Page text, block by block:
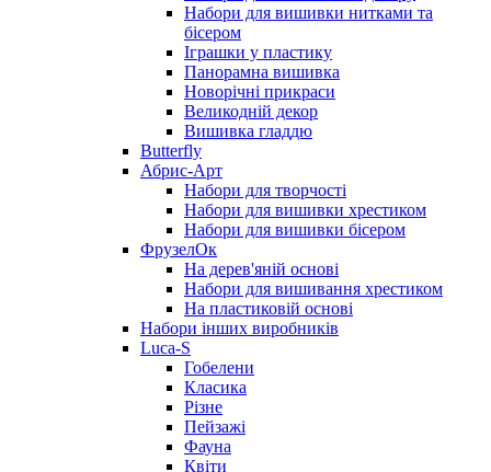
Набори для вишивки нитками та
бісером
Іграшки у пластику
Панорамна вишивка
Новорічні прикраси
Великодній декор
Вишивка гладдю
Butterfly
Абрис-Арт
Набори для творчості
Набори для вишивки хрестиком
Набори для вишивки бісером
ФрузелОк
На дерев'яній основі
Набори для вишивання хрестиком
На пластиковій основі
Набори інших виробників
Luca-S
Гобелени
Класика
Різне
Пейзажі
Фауна
Квіти